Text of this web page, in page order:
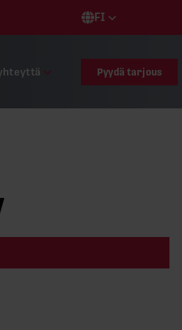
FI
Languages
Pyydä tarjous